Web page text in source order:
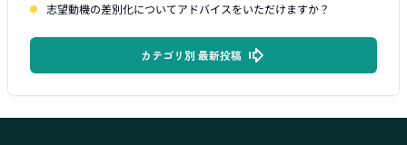
志望動機の差別化についてアドバイスをいただけますか？
カテゴリ別 最新投稿